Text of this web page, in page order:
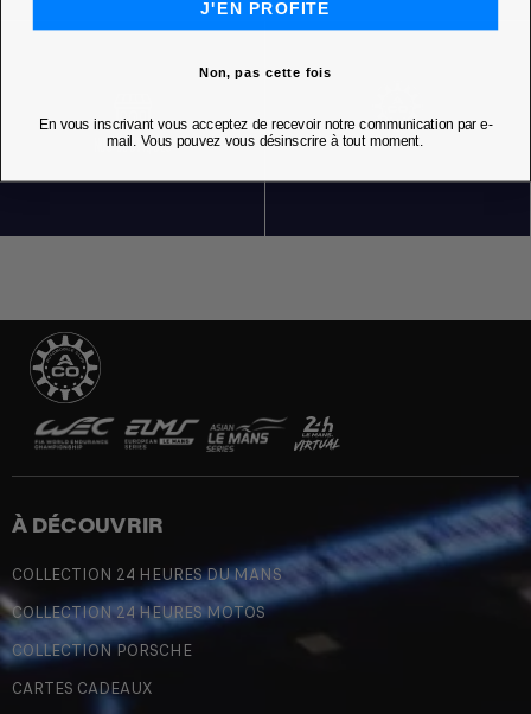
NOS BOUTIQUES
À DÉCOUVRIR
COLLECTION 24 HEURES DU MANS
COLLECTION 24 HEURES MOTOS
COLLECTION PORSCHE
CARTES CADEAUX
J'EN PROFITE
Non, pas cette fois
En vous inscrivant vous acceptez de recevoir notre communication par e-
mail. Vous pouvez vous désinscrire à tout moment.